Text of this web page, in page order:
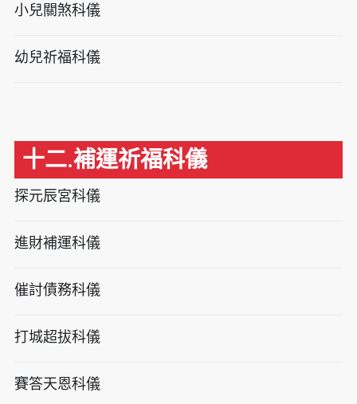
小兒關煞科儀
幼兒祈福科儀
十二.補運祈福科儀
探元辰宮科儀
進財補運科儀
催討債務科儀
打城超拔科儀
賽答天恩科儀